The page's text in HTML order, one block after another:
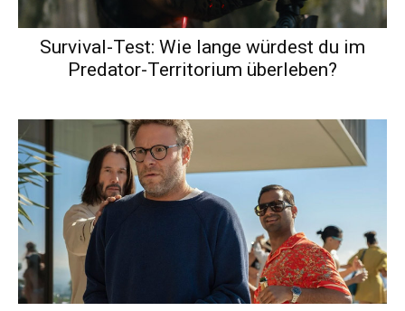
Survival-Test: Wie lange würdest du im
Predator-Territorium überleben?